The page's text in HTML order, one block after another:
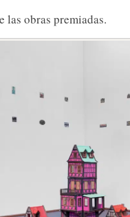
obras premiadas.